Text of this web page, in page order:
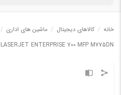
خانه / کالاهای دیجیتال / ماشین های اداری /
LASERJET ENTERPRISE 700 MFP M775DN